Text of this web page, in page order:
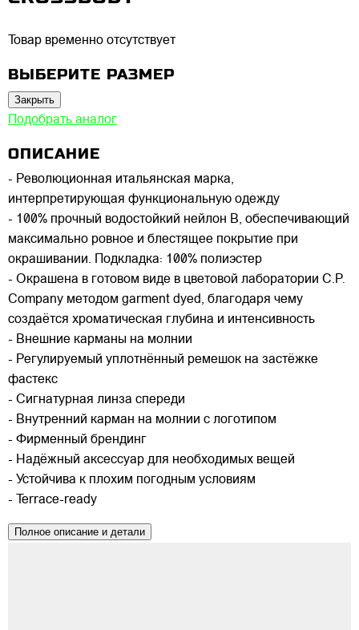
Товар временно отсутствует
ВЫБЕРИТЕ РАЗМЕР
Закрыть
Подобрать аналог
ОПИСАНИЕ
- Революционная итальянская марка,
интерпретирующая функциональную одежду
- 100% прочный водостойкий нейлон B, обеспечивающий
максимально ровное и блестящее покрытие при
окрашивании. Подкладка: 100% полиэстер
- Окрашена в готовом виде в цветовой лаборатории C.P.
Company методом garment dyed, благодаря чему
создаётся хроматическая глубина и интенсивность
- Внешние карманы на молнии
- Регулируемый уплотнённый ремешок на застёжке
фастекс
- Сигнатурная линза спереди
- Внутренний карман на молнии с логотипом
- Фирменный брендинг
- Надёжный аксессуар для необходимых вещей
- Устойчива к плохим погодным условиям
- Terrace-ready
Полное описание и детали